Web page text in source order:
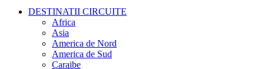
DESTINATII CIRCUITE
Africa
Asia
America de Nord
America de Sud
Caraibe